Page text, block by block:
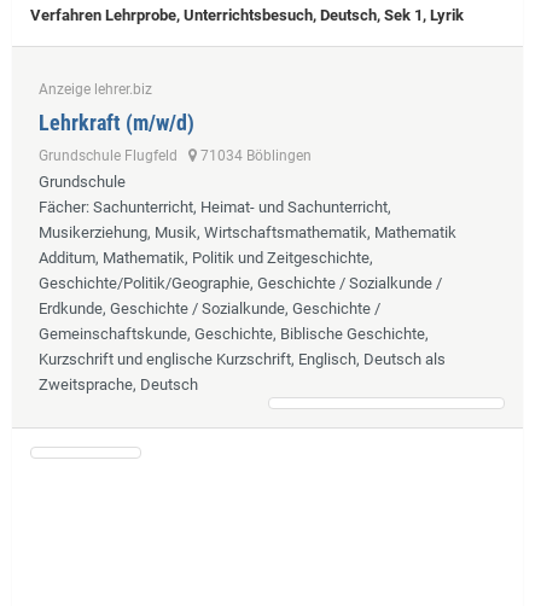
Verfahren Lehrprobe, Unterrichtsbesuch, Deutsch, Sek 1, Lyrik
Anzeige lehrer.biz
Lehrkraft (m/w/d)
Grundschule Flugfeld 71034 Böblingen
Grundschule
Fächer: Sachunterricht, Heimat- und Sachunterricht,
Musikerziehung, Musik, Wirtschaftsmathematik, Mathematik
Additum, Mathematik, Politik und Zeitgeschichte,
Geschichte/Politik/Geographie, Geschichte / Sozialkunde /
Erdkunde, Geschichte / Sozialkunde, Geschichte /
Gemeinschaftskunde, Geschichte, Biblische Geschichte,
Kurzschrift und englische Kurzschrift, Englisch, Deutsch als
Zweitsprache, Deutsch